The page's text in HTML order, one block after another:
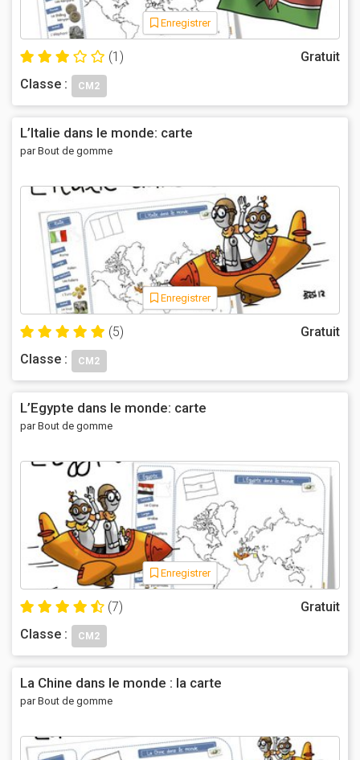
Enregistrer
(1)
Gratuit
Classe :
CM2
L’Italie dans le monde: carte
par Bout de gomme
Enregistrer
(5)
Gratuit
Classe :
CM2
L’Egypte dans le monde: carte
par Bout de gomme
Enregistrer
(7)
Gratuit
Classe :
CM2
La Chine dans le monde : la carte
par Bout de gomme